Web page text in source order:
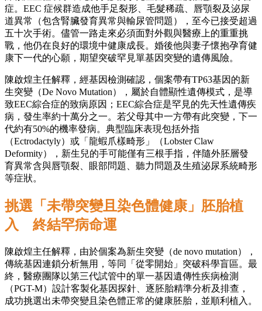
症。EEC 症候群造成他手足裂形、毛髮稀疏、唇顎裂及泌尿
道異常（包含腎臟發育異常與輸尿管問題），至今已接受超過
五十次手術。儘管一路走來必須面對外觀與醫療上的重重挑
戰，他仍在良好的環境中健康成長。婚後他與妻子懷抱孕育健
康下一代的心願，期望突破罕見單基因突變的遺傳風險。
陳啟煌主任解釋，經基因檢測確認，個案帶有TP63基因的新
生突變（De Novo Mutation），屬於自體顯性遺傳模式，是導
致EEC綜合症的致病原因；EEC綜合症是罕見的先天性遺傳疾
病，發生率約十萬分之一。若父母其中一方帶有此突變，下一
代約有50%的機率發病。典型臨床表現包括外指
（Ectrodactyly）或「龍蝦爪樣畸形」（Lobster Claw
Deformity），新生兒的手可能僅有三根手指，伴隨外胚層發
育異常含與唇顎裂、眼部問題、聽力問題及生殖泌尿系統畸形
等症狀。
挑選「未帶突變且染色體健康」胚胎植
入 終結罕病命運
陳啟煌主任解釋，由於個案為新生突變（de novo mutation），
傳統基因連鎖分析無用，等同「從零開始」突破科學盲區。最
終，醫療團隊以第三代試管中的單一基因遺傳性疾病檢測
（PGT-M）設計客製化基因探針、逐胚胎精準分析及排查，
成功挑選出未帶突變且染色體正常的健康胚胎，並順利植入。